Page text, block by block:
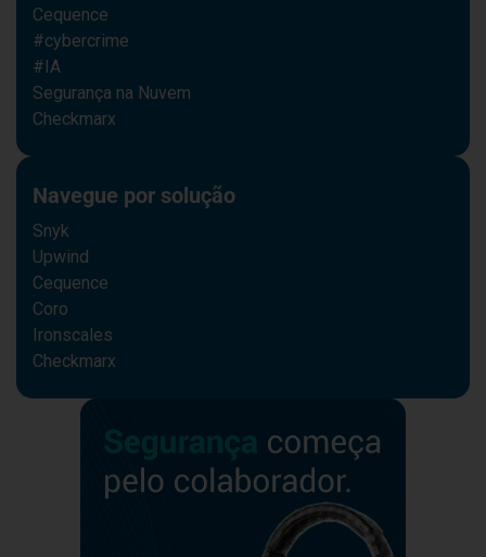
Cequence
#cybercrime
#IA
Segurança na Nuvem
Checkmarx
Navegue por solução
Snyk
Upwind
Cequence
Coro
Ironscales
Checkmarx